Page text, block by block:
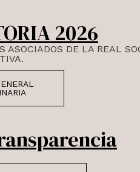
2026
ASOCIADOS DE LA REAL